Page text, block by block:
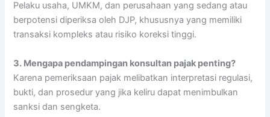
Pelaku usaha, UMKM, dan perusahaan yang sedang atau
berpotensi diperiksa oleh DJP, khususnya yang memiliki
transaksi kompleks atau risiko koreksi tinggi.
3. Mengapa pendampingan konsultan pajak penting?
Karena pemeriksaan pajak melibatkan interpretasi regulasi,
bukti, dan prosedur yang jika keliru dapat menimbulkan
sanksi dan sengketa.